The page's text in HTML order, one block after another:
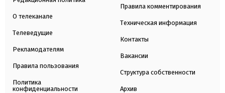
О телеканале
Телеведущие
Рекламодателям
Правила пользования
Политика
конфиденциальности
Правила комментирования
Техническая информация
Контакты
Вакансии
Структура собственности
Архив